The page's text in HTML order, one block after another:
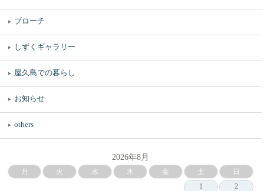
ブローチ
しずくギャラリー
屋久島での暮らし
お知らせ
others
2026年8月
月 火 水 木 金 土
日
1
2